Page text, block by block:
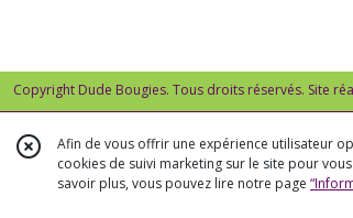
Copyright Dude Bougies. Tous droits réservés. Site
Afin de vous offrir une expérience utilisateur
cookies de suivi marketing sur le site pour
savoir plus, vous pouvez lire notre page